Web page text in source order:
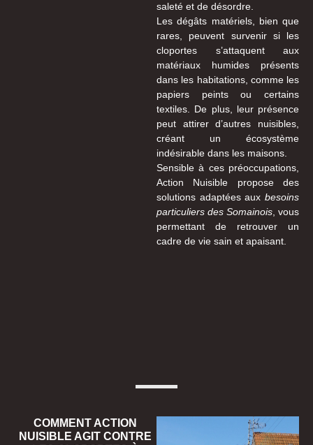
saleté et de désordre.
Les dégâts matériels, bien que
rares, peuvent survenir si les
cloportes s’attaquent aux
matériaux humides présents
dans les habitations, comme les
papiers peints ou certains
textiles. De plus, leur présence
peut attirer d’autres nuisibles,
créant un écosystème
indésirable dans les maisons.
Sensible à ces préoccupations,
Action Nuisible propose des
solutions adaptées aux besoins
particuliers des Somainois, vous
permettant de retrouver un
cadre de vie sain et apaisant.
COMMENT ACTION
NUISIBLE AGIT CONTRE